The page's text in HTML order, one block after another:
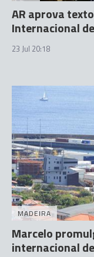
AR aprova
Internacional
23 Jul 20:18
MADEIRA
Marcelo
internacional